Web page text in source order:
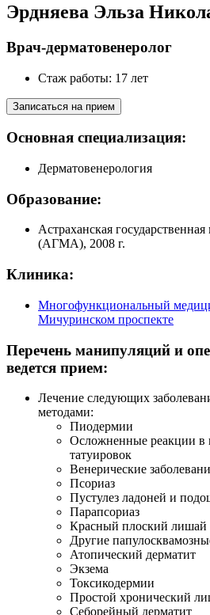
Эрдняева Эльза
Врач-дерматовенеролог
Стаж работы: 17 лет
Записаться на прием
Основная специализация:
Дерматовенерология
Образование:
Астраханская
(АГМА), 2008 г.
Клиника:
Многофункциональный
Мичуринском проспекте
Перечень манипуляций и
ведется прием:
Лечение следующих
методами:
Пиодермии
Осложненные реакции в
татуировок
Венерические
Псориаз
Пустулез ладоней и
Парапсориаз
Красный плоский лишай
Другие
Атопический дерматит
Экзема
Токсикодермии
Простой хронический
Себорейный дерматит